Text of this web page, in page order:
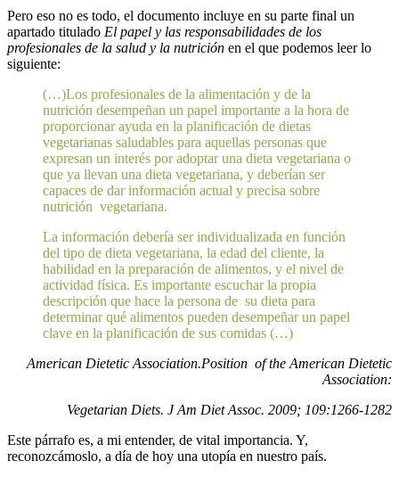
Pero eso no es todo, el documento incluye en su parte final un
apartado titulado El papel y las responsabilidades de los
profesionales de la salud y la nutrición en el que podemos leer lo
siguiente:
(…)Los profesionales de la alimentación y de la
nutrición desempeñan un papel importante a la hora de
proporcionar ayuda en la planificación de dietas
vegetarianas saludables para aquellas personas que
expresan un interés por adoptar una dieta vegetariana o
que ya llevan una dieta vegetariana, y deberían ser
capaces de dar información actual y precisa sobre
nutrición vegetariana.
La información debería ser individualizada en función
del tipo de dieta vegetariana, la edad del cliente, la
habilidad en la preparación de alimentos, y el nivel de
actividad física. Es importante escuchar la propia
descripción que hace la persona de su dieta para
determinar qué alimentos pueden desempeñar un papel
clave en la planificación de sus comidas (…)
American Dietetic Association.Position of the American Dietetic
Association:
Vegetarian Diets. J Am Diet Assoc. 2009; 109:1266-1282
Este párrafo es, a mi entender, de vital importancia. Y,
reconozcámoslo, a día de hoy una utopía en nuestro país.